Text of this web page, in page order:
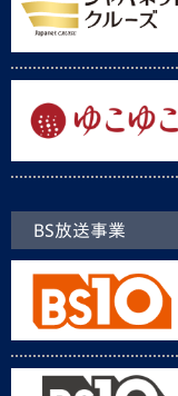
BS放送事業